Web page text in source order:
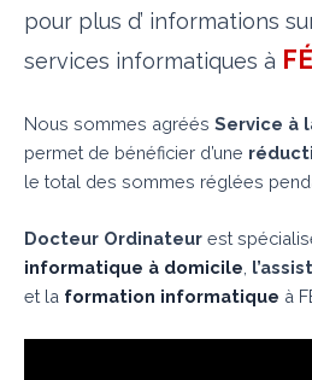
pour plus d’ informations
services informatiques à
Nous sommes agréés Service à
permet de bénéficier d’une
le total des sommes réglées
Docteur Ordinateur est
informatique à domicile
et la formation informatique à